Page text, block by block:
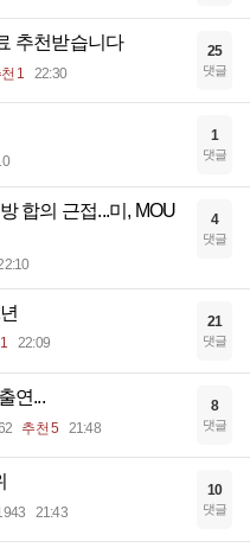
추천받습니다
1 22:30
25
댓글
1
댓글
합의 근접...미, MOU
4
댓글
22:09
21
댓글
연...
추천 5 21:48
8
댓글
21:43
10
댓글